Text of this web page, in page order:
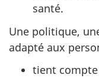
santé.
Une politique,
adapté aux
tient